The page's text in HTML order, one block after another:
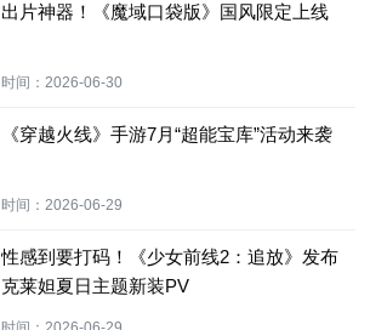
出片神器！《魔域口袋版》国风限定上线
时间： 2026-06-30
《穿越火线》手游7月“超能宝库”活动来袭
时间： 2026-06-29
性感到要打码！《少女前线2：追放》发布
克莱妲夏日主题新装PV